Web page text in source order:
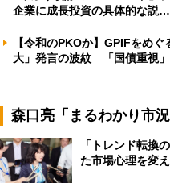
企業に成長投資の具体的な説…
【令和のPKOか】GPIFをめ
大」発言の波紋 「国債重視
森口亮「まるわかり市況
「トレンド転換
た市場心理を変